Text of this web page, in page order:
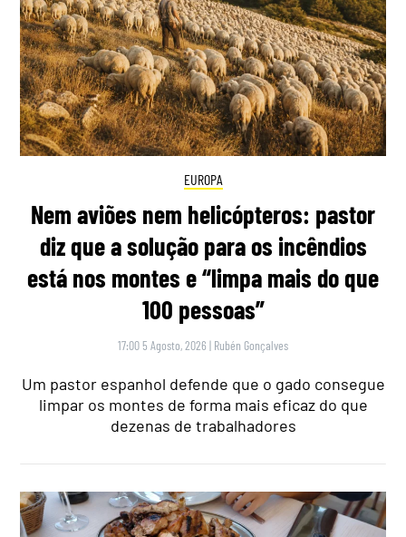
EUROPA
Nem aviões nem helicópteros: pastor
diz que a solução para os incêndios
está nos montes e “limpa mais do que
100 pessoas”
17:00 5 Agosto, 2026 | Rubén Gonçalves
Um pastor espanhol defende que o gado consegue
limpar os montes de forma mais eficaz do que
dezenas de trabalhadores